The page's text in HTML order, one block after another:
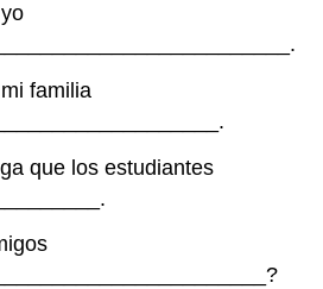
familia
que los estudiantes